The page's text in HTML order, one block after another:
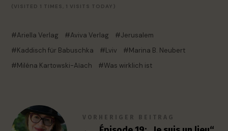
(VISITED 1 TIMES, 1 VISITS TODAY)
Ariella Verlag Aviva Verlag
Jerusalem
Kaddisch für Babuschka
Lviv
Marina B. Neubert
Miléna Kartowski-Aïach
Was wirklich ist
VORHERIGER BEITRAG